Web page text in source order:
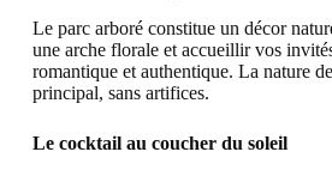
Le parc arboré constitue un décor
une arche florale et accueillir vos
romantique et authentique. La nature
principal, sans artifices.
Le cocktail au coucher du soleil